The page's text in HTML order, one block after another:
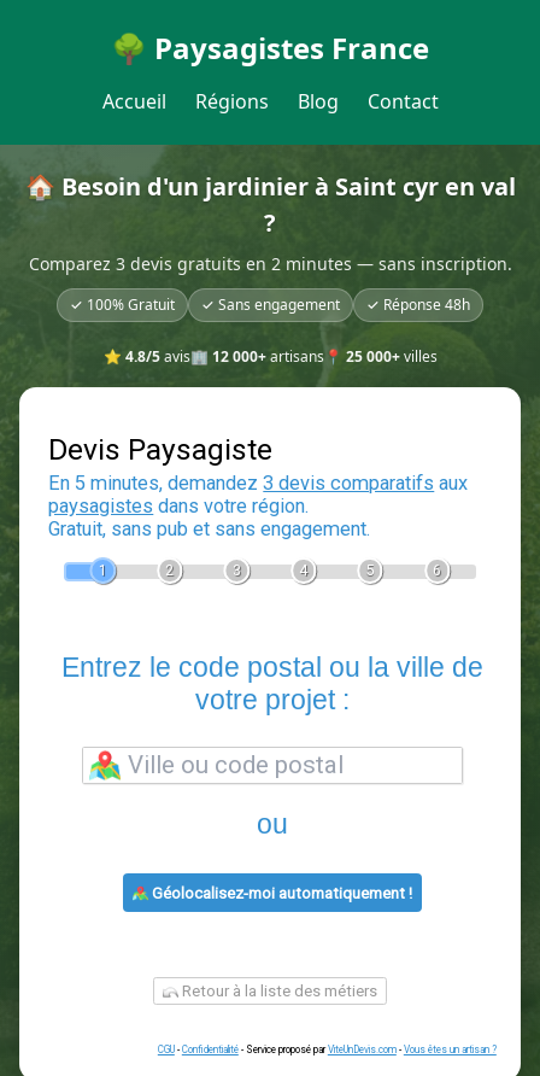
🌳 Paysagistes France
Accueil Régions Blog Contact
🏠 Besoin d'un jardinier à Saint cyr en val
?
Comparez 3 devis gratuits en 2 minutes — sans inscription.
✓ 100% Gratuit ✓ Sans engagement ✓ Réponse 48h
⭐ 4.8/5avis🏢 12 000+artisans📍 25 000+villes
Devis Paysagiste
En 5 minutes, demandez3 devis comparatifs
2 3
Entrez le code postal ou la
ou